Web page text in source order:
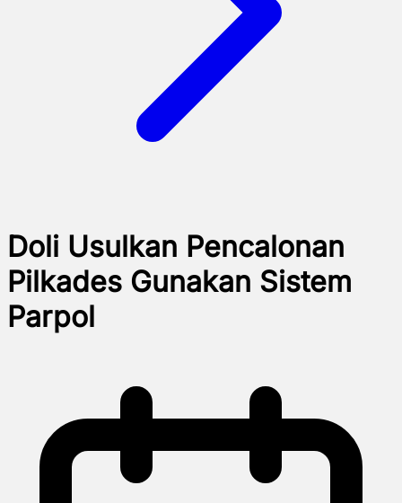
Doli Usulkan Pencalonan
Pilkades Gunakan Sistem
Parpol